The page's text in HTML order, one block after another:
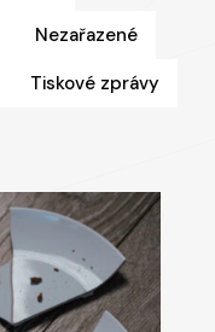
Nezařazené
Tiskové zprávy